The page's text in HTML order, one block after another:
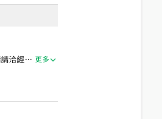
1個其他，詳情請洽經紀人員 更多